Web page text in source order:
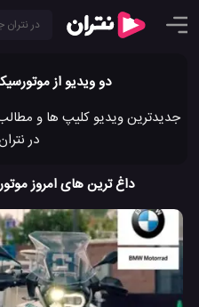
دو ویدیو از
جدیدترین ویدیو کلیپ ها و
در
داغ ترین های امروز